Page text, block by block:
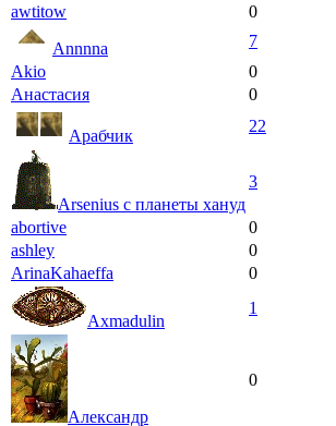
awtitow 0
Annnna
7
Akio
0
Анастасия
0
Арабчик
22
Arsenius с планеты хануд
3
abortive
0
ashley
0
ArinaKahaeffa
0
Axmadulin
1
Александр
0